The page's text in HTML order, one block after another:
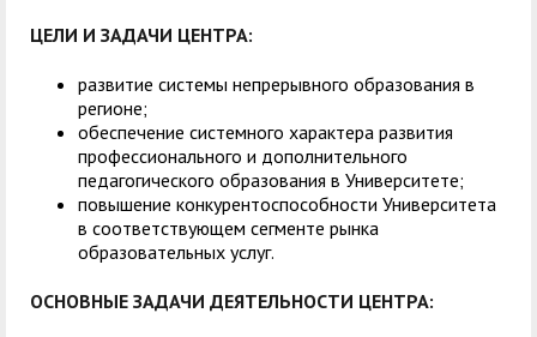
ЦЕЛИ И ЗАДАЧИ ЦЕНТРА:
развитие системы непрерывного образования в
регионе;
обеспечение системного характера развития
профессионального и дополнительного
педагогического образования в Университете;
повышение конкурентоспособности Университета
в соответствующем сегменте рынка
образовательных услуг.
ОСНОВНЫЕ ЗАДАЧИ ДЕЯТЕЛЬНОСТИ ЦЕНТРА: